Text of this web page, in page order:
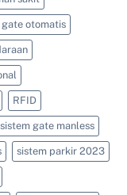
otomatis
RFID
sistem gate manless
sistem parkir 2023